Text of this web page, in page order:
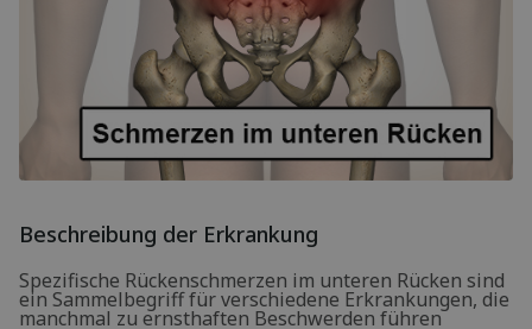
Beschreibung der Erkrankung
Spezifische Rückenschmerzen im unteren Rücken sind
ein Sammelbegriff für verschiedene Erkrankungen, die
manchmal zu ernsthaften Beschwerden führen